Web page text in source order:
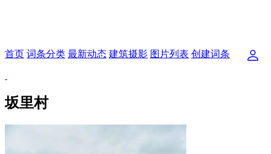
首页 词条分类 最新动态 建筑摄影 图片列表 创建词条
坂里村